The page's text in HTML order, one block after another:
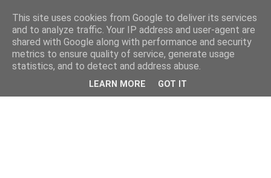
This site uses cookies from Google to deliver its services
and to analyze traffic. Your IP address and user-agent are
shared with Google along with performance and security
metrics to ensure quality of service, generate usage
statistics, and to detect and address abuse.
LEARN MORE GOT IT